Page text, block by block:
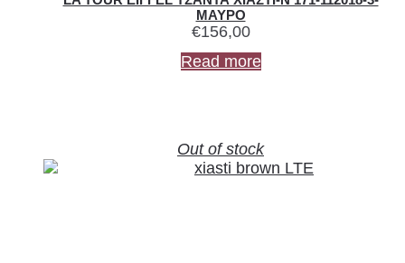
ΜΑΥΡΟ
€156,00
Read more
Out of stock